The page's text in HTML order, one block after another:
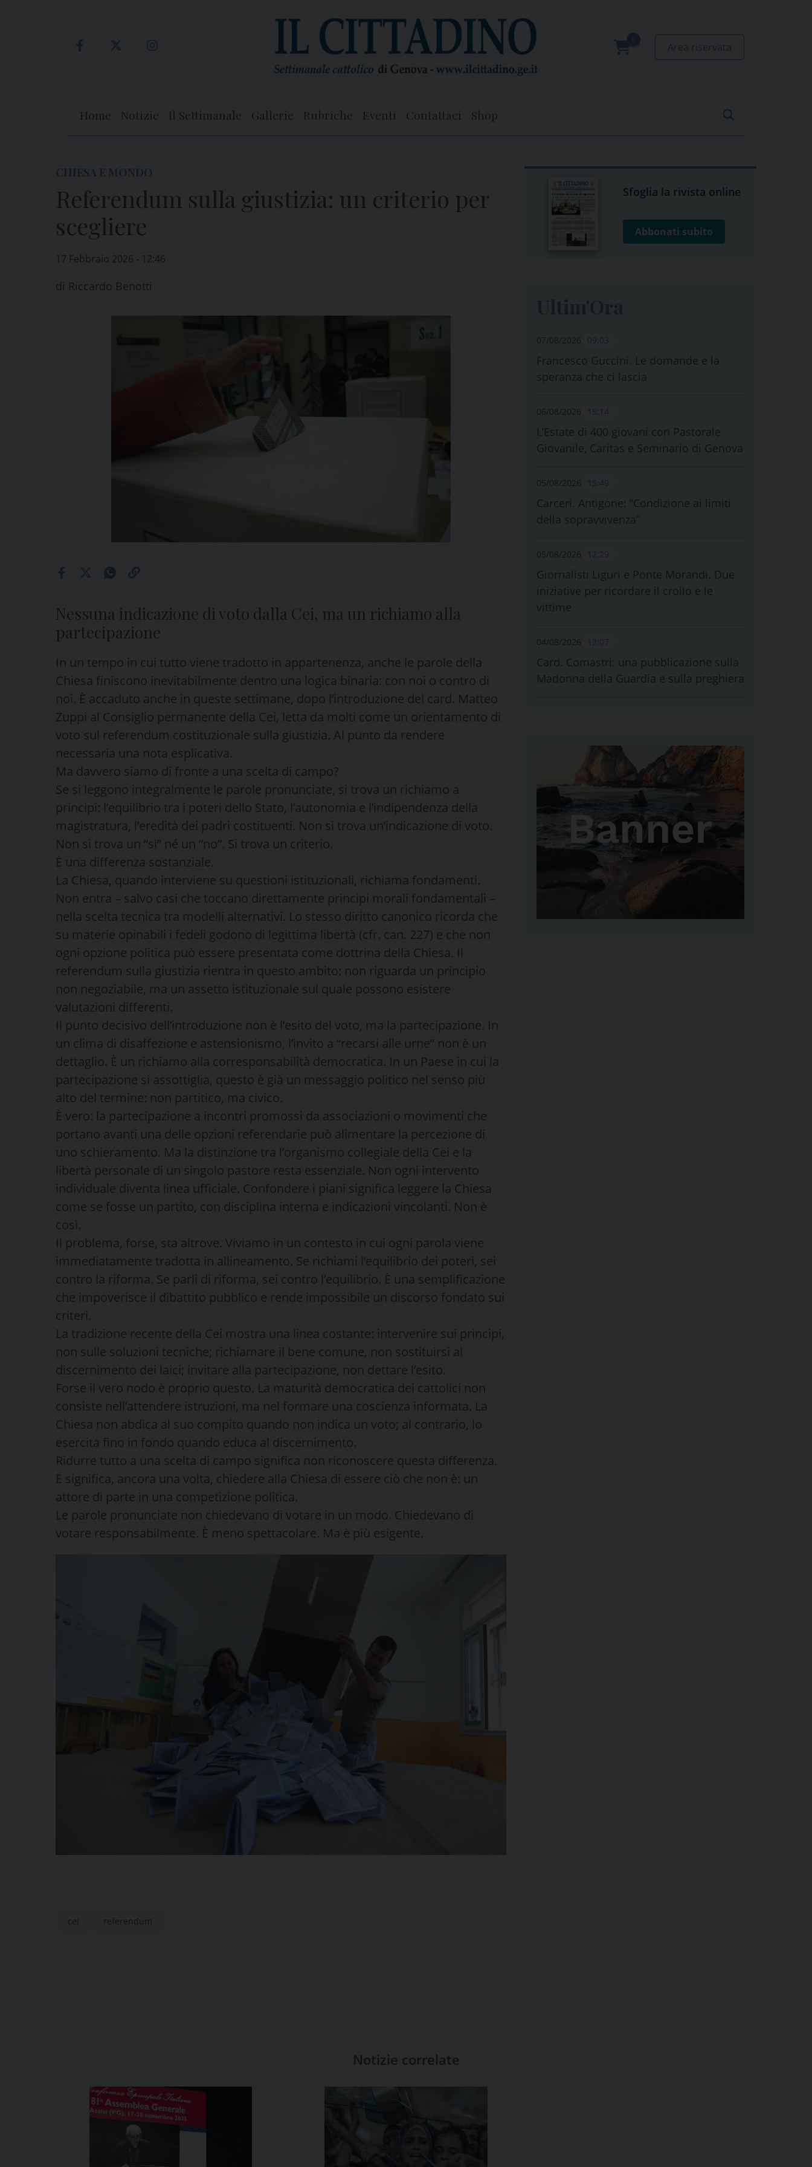
Home Notizie Il Settimanale Gallerie Rubriche Eventi Contattaci Shop
Referendum sulla giustizia: un criterio per
scegliere
17 Febbraio 2026 - 12:46
di Riccardo Benotti
Nessuna indicazione di voto dalla Cei, ma un richiamo alla
partecipazione
In un tempo in cui tutto viene tradotto in appartenenza, anche le parole della
Chiesa finiscono inevitabilmente dentro una logica binaria: con noi o contro di
noi. È accaduto anche in queste settimane, dopo l’introduzione del card. Matteo
Zuppi al Consiglio permanente della Cei, letta da molti come un orientamento di
voto sul referendum costituzionale sulla giustizia. Al punto da rendere
necessaria una nota esplicativa.
Ma davvero siamo di fronte a una scelta di campo?
Se si leggono integralmente le parole pronunciate, si trova un richiamo a
principi: l’equilibrio tra i poteri dello Stato, l’autonomia e l’indipendenza della
magistratura, l’eredità dei padri costituenti. Non si trova un’indicazione di voto.
Non si trova un “sì” né un “no”. Si trova un criterio.
È una differenza sostanziale.
La Chiesa, quando interviene su questioni istituzionali, richiama fondamenti.
Non entra – salvo casi che toccano direttamente principi morali fondamentali –
nella scelta tecnica tra modelli alternativi. Lo stesso diritto canonico ricorda che
su materie opinabili i fedeli godono di legittima libertà (cfr. can. 227) e che non
ogni opzione politica può essere presentata come dottrina della Chiesa. Il
referendum sulla giustizia rientra in questo ambito: non riguarda un principio
non negoziabile, ma un assetto istituzionale sul quale possono esistere
valutazioni differenti.
Il punto decisivo dell’introduzione non è l’esito del voto, ma la partecipazione. In
un clima di disaffezione e astensionismo, l’invito a “recarsi alle urne” non è un
dettaglio. È un richiamo alla corresponsabilità democratica. In un Paese in cui la
partecipazione si assottiglia, questo è già un messaggio politico nel senso più
alto del termine: non partitico, ma civico.
È vero: la partecipazione a incontri promossi da associazioni o movimenti che
portano avanti una delle opzioni referendarie può alimentare la percezione di
uno schieramento. Ma la distinzione tra l’organismo collegiale della Cei e la
libertà personale di un singolo pastore resta essenziale. Non ogni intervento
individuale diventa linea ufficiale. Confondere i piani significa leggere la Chiesa
come se fosse un partito, con disciplina interna e indicazioni vincolanti. Non è
così.
Il problema, forse, sta altrove. Viviamo in un contesto in cui ogni parola viene
immediatamente tradotta in allineamento. Se richiami l’equilibrio dei poteri, sei
contro la riforma. Se parli di riforma, sei contro l’equilibrio. È una semplificazione
che impoverisce il dibattito pubblico e rende impossibile un discorso fondato sui
criteri.
La tradizione recente della Cei mostra una linea costante: intervenire sui principi,
non sulle soluzioni tecniche; richiamare il bene comune, non sostituirsi al
discernimento dei laici; invitare alla partecipazione, non dettare l’esito.
Forse il vero nodo è proprio questo. La maturità democratica dei cattolici non
consiste nell’attendere istruzioni, ma nel formare una coscienza informata. La
Chiesa non abdica al suo compito quando non indica un voto; al contrario, lo
esercita fino in fondo quando educa al discernimento.
Ridurre tutto a una scelta di campo significa non riconoscere questa differenza.
E significa, ancora una volta, chiedere alla Chiesa di essere ciò che non è: un
attore di parte in una competizione politica.
Le parole pronunciate non chiedevano di votare in un modo. Chiedevano di
votare responsabilmente. È meno spettacolare. Ma è più esigente.
cei referendum
Sfoglia la rivista online
Abbonati subito
07/08/2026
Francesco Guccini. Le domande e la
speranza che ci lascia
06/08/2026
L’Estate di 400 giovani con Pastorale
Giovanile, Caritas e Seminario di Genova
05/08/2026
Carceri. Antigone: “Condizione ai limiti
della sopravvivenza”
05/08/2026
Giornalisti Liguri e Ponte Morandi. Due
iniziative per ricordare il crollo e le
vittime
04/08/2026
Card. Comastri: una pubblicazione sulla
Madonna della Guardia e sulla preghiera
Notizie correlate